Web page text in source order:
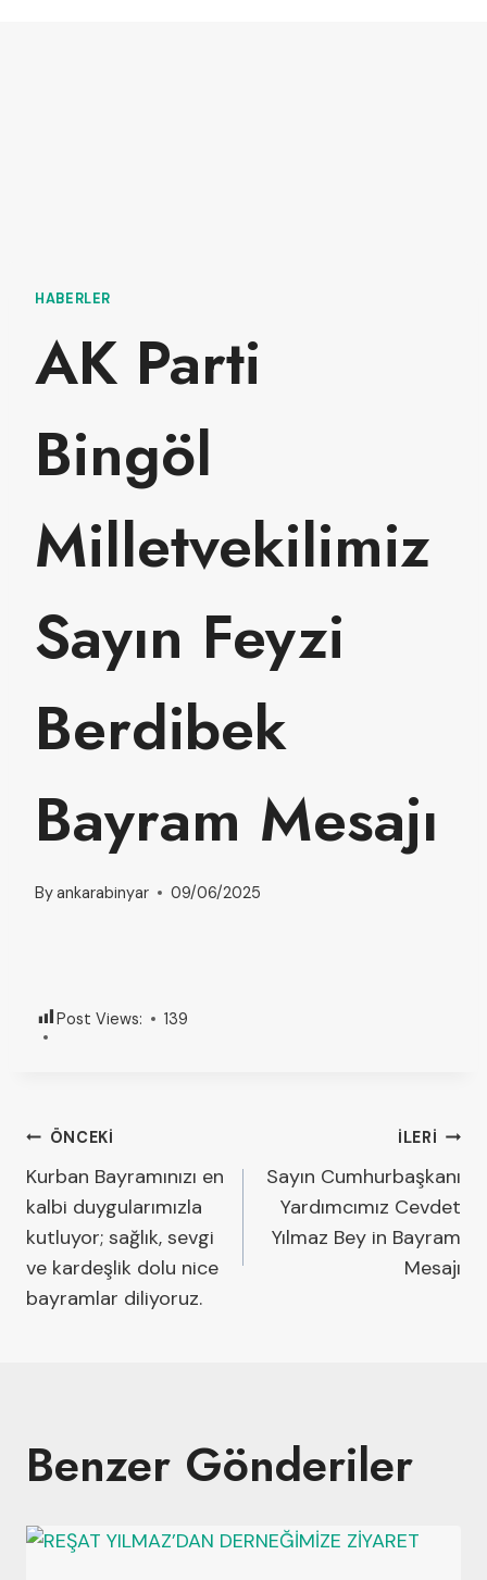
HABERLER
AK Parti
Bingöl
Milletvekilimiz
Sayın Feyzi
Berdibek
Bayram Mesajı
Byankarabinyar 09/06/2025
Post Views: 139
ÖNCEKI
Kurban Bayramınızı en
kalbi duygularımızla
kutluyor; sağlık, sevgi
ve kardeşlik dolu nice
bayramlar diliyoruz.
İLERI
Sayın Cumhurbaşkanı
Yardımcımız Cevdet
Yılmaz Bey in Bayram
Mesajı
Benzer Gönderiler